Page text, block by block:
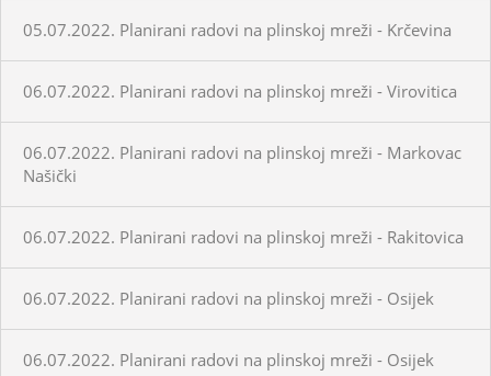
05.07.2022. Planirani radovi na plinskoj mreži - Krčevina
06.07.2022. Planirani radovi na plinskoj mreži - Virovitica
06.07.2022. Planirani radovi na plinskoj mreži - Markovac
Našički
06.07.2022. Planirani radovi na plinskoj mreži - Rakitovica
06.07.2022. Planirani radovi na plinskoj mreži - Osijek
06.07.2022. Planirani radovi na plinskoj mreži - Osijek